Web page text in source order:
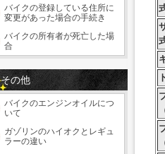
バイクの登録している住所に
変更があった場合の手続き
バイクの所有者が死亡した場
合
その他
バイクのエンジンオイルにつ
いて
ガゾリンのハイオクとレギュ
ラーの違い